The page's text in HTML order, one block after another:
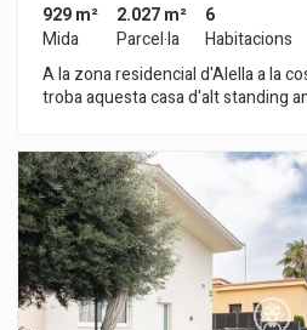
929 m²
Mida
2.027 m²
Parcel·la
6
Habitacions
A la zona residencial d'Alella a la
troba aquesta casa d'alt standing
distribueix en tres plantes més soterrani. A la
tenim rebedor, saló menjador
una habitació en suite amb despatx. La planta intermèdia
destina a habitació suite per a convidats. La planta
consta de tres habitacions, un
convertir-la en dos banys i així
tres suites. Des de totes les plantes disposem de vistes a la